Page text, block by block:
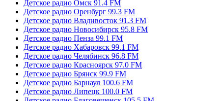
Детское радио Омск 91.4 FM
Детское радио Оренбург 99.3 FM
Детское радио Владивосток 91.3 FM
Детское радио Новосибирск 95.8 FM
Детское радио Пенза 99.1 FM
Детское радио Хабаровск 99.1 FM
Детское радио Челябинск 96.8 FM
Детское радио Красноярск 97.0 FM
Детское радио Брянск 99.9 FM
Детское радио Барнаул 100.6 FM
Детское радио Липецк 100.0 FM